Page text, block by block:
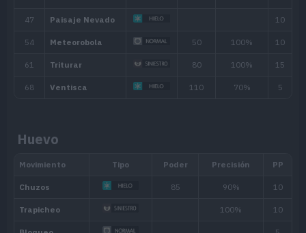
Foco Interno
Intimidación.
Gélido Recupera PS de forma gradual
Huevo